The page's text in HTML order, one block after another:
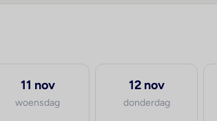
11 nov
woensdag
12 nov
donderdag